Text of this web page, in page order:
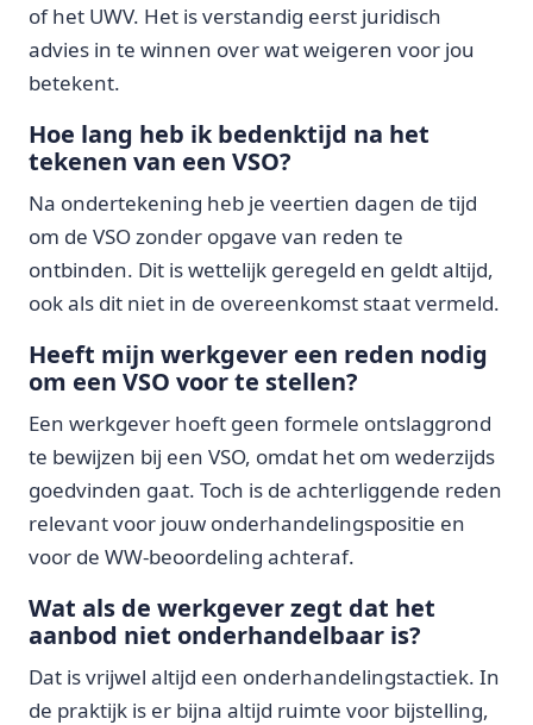
of het UWV. Het is verstandig eerst juridisch
advies in te winnen over wat weigeren voor jou
betekent.
Hoe lang heb ik bedenktijd na het
tekenen van een VSO?
Na ondertekening heb je veertien dagen de tijd
om de VSO zonder opgave van reden te
ontbinden. Dit is wettelijk geregeld en geldt altijd,
ook als dit niet in de overeenkomst staat vermeld.
Heeft mijn werkgever een reden nodig
om een VSO voor te stellen?
Een werkgever hoeft geen formele ontslaggrond
te bewijzen bij een VSO, omdat het om wederzijds
goedvinden gaat. Toch is de achterliggende reden
relevant voor jouw onderhandelingspositie en
voor de WW-beoordeling achteraf.
Wat als de werkgever zegt dat het
aanbod niet onderhandelbaar is?
Dat is vrijwel altijd een onderhandelingstactiek. In
de praktijk is er bijna altijd ruimte voor bijstelling,